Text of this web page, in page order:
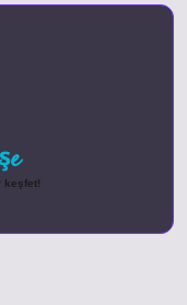
keşfet!